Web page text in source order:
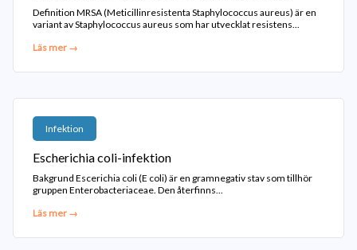
Definition MRSA (Meticillinresistenta Staphylococcus aureus) är en
variant av Staphylococcus aureus som har utvecklat resistens...
Läs mer →
Infektion
Escherichia coli-infektion
Bakgrund Escerichia coli (E coli) är en gramnegativ stav som tillhör
gruppen Enterobacteriaceae. Den återfinns...
Läs mer →